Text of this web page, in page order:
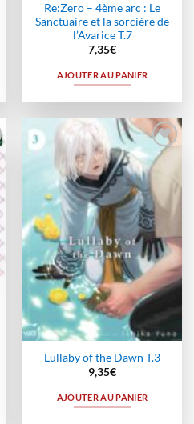
Re:Zero – 4ème arc : Le
Sanctuaire et la sorcière de
l’Avarice T.7
7,35€
AJOUTER AU PANIER
Ajouter
à la
wishlist
Lullaby of the Dawn T.3
9,35€
AJOUTER AU PANIER